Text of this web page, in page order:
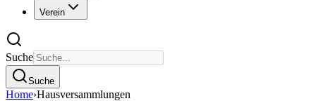
Verein
Suche
Suche
Home›Hausversammlungen